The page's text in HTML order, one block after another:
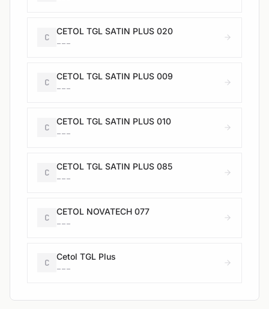
C
CETOL TGL SATIN PLUS 020
---
C
CETOL TGL SATIN PLUS 009
---
C
CETOL TGL SATIN PLUS 010
---
C
CETOL TGL SATIN PLUS 085
---
C
CETOL NOVATECH 077
---
C
Cetol TGL Plus
---